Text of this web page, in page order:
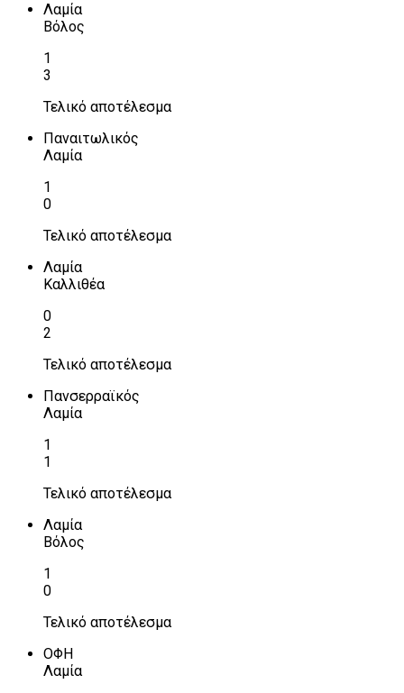
Λαμία
Βόλος
1
3
Τελικό αποτέλεσμα
Παναιτωλικός
Λαμία
1
0
Τελικό αποτέλεσμα
Λαμία
Καλλιθέα
0
2
Τελικό αποτέλεσμα
Πανσερραϊκός
Λαμία
1
1
Τελικό αποτέλεσμα
Λαμία
Βόλος
1
0
Τελικό αποτέλεσμα
ΟΦΗ
Λαμία